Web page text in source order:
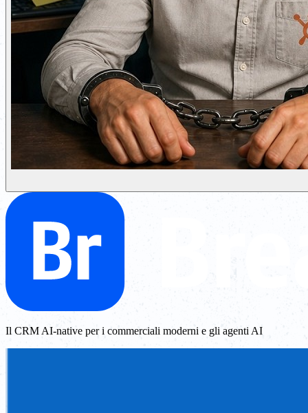
Il CRM AI-native per i commerciali moderni e gli agenti AI